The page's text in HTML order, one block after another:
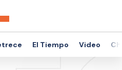
El Tiempo Video